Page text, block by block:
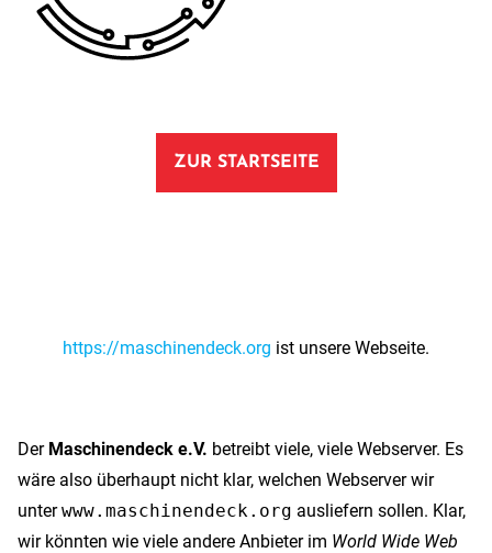
ZUR STARTSEITE
https://maschinendeck.org ist unsere Webseite.
Der Maschinendeck e.V. betreibt viele, viele Webserver. Es
wäre also überhaupt nicht klar, welchen Webserver wir
unterwww.maschinendeck.org ausliefern sollen. Klar,
wir könnten wie viele andere Anbieter im World Wide Web